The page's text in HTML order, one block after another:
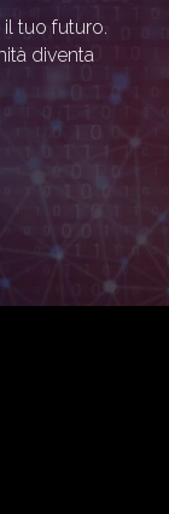
tuo futuro.
diventa